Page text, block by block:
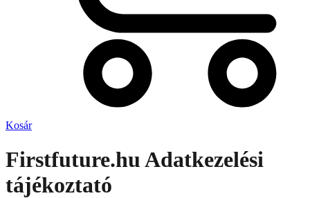
Kosár
Firstfuture.hu Adatkezelési
tájékoztató